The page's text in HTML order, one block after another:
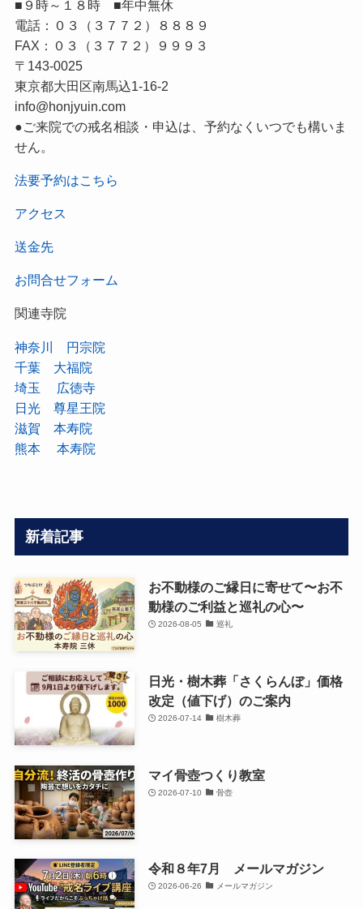
■９時～１８時 ■年中無休
電話：０３（３７７２）８８８９
FAX：０３（３７７２）９９９３
〒143-0025
東京都大田区南馬込1-16-2
info@honjyuin.com
●ご来院での戒名相談・申込は、予約なくいつでも構いま
せん。
法要予約はこちら
アクセス
送金先
お問合せフォーム
関連寺院
神奈川 円宗院
千葉 大福院
埼玉 広徳寺
日光 尊星王院
滋賀 本寿院
熊本 本寿院
新着記事
お不動様のご縁日に寄せて〜お不
動様のご利益と巡礼の心〜
2026-08-05 巡礼
日光・樹木葬「さくらんぼ」価格
改定（値下げ）のご案内
2026-07-14 樹木葬
マイ骨壺つくり教室
2026-07-10 骨壺
令和８年7月 メールマガジン
2026-06-26 メールマガジン